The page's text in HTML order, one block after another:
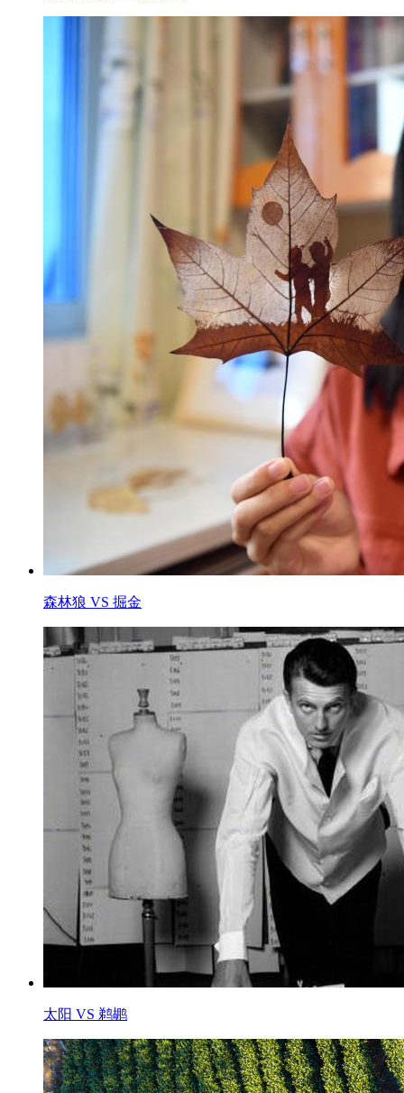
森林狼 VS 掘金
太阳 VS 鹈鹕